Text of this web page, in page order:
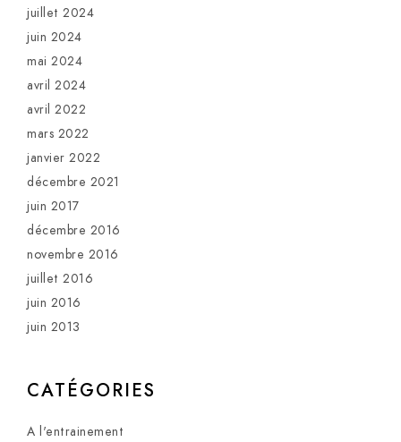
juillet 2024
juin 2024
mai 2024
avril 2024
avril 2022
mars 2022
janvier 2022
décembre 2021
juin 2017
décembre 2016
novembre 2016
juillet 2016
juin 2016
juin 2013
CATÉGORIES
A l'entrainement